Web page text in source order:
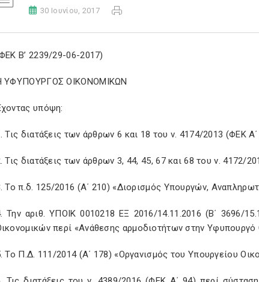
30 Ιουνίου, 2017
Β’ 2239/29-06-2017)
ΥΦΥΠΟΥΡΓΟΣ ΟΙΚΟΝΟΜΙΚΩΝ
υπόψη:
Τις διατάξεις των άρθρων 6 και 18 του ν. 4174/2013 (ΦΕΚ
Τις διατάξεις των άρθρων 3, 44, 45, 67 και 68 του ν. 4172/
Το π.δ. 125/2016 (A΄ 210) «Διορισμός Υπουργών,
Την αριθ. ΥΠΟΙΚ 0010218 ΕΞ 2016/14.11.2016 (Β΄ 3696/
περί «Ανάθεσης αρμοδιοτήτων στην Υφυπουργό
Το Π.Δ. 111/2014 (Α΄ 178) «Οργανισμός του Υπουργείου